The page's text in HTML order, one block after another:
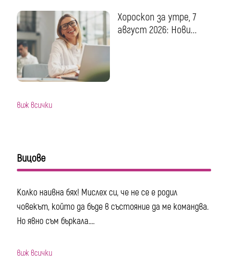
Хороскоп за утре, 7
август 2026: Нови...
виж всички
Вицове
Колко наивна бях! Мислех си, че не се е родил
човекът, който да бъде в състояние да ме командва.
Но явно съм бъркала....
виж всички